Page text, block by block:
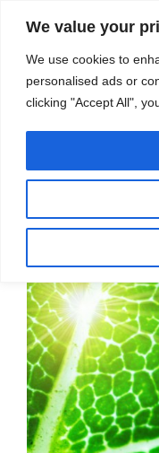
We value your
We use cookies to
personalised ads or
clicking "Accept All",
स्रोत
प्रकाशित
विज्ञान शिक्षा में
की ज़रूरत –